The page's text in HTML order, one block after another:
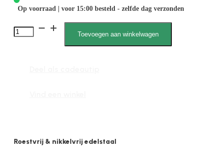
Op voorraad | voor 15:00 besteld - zelfde dag verzonden
Veer
Toevoegen aan winkelwagen
Roestvrij & nikkelvrij edelstaal